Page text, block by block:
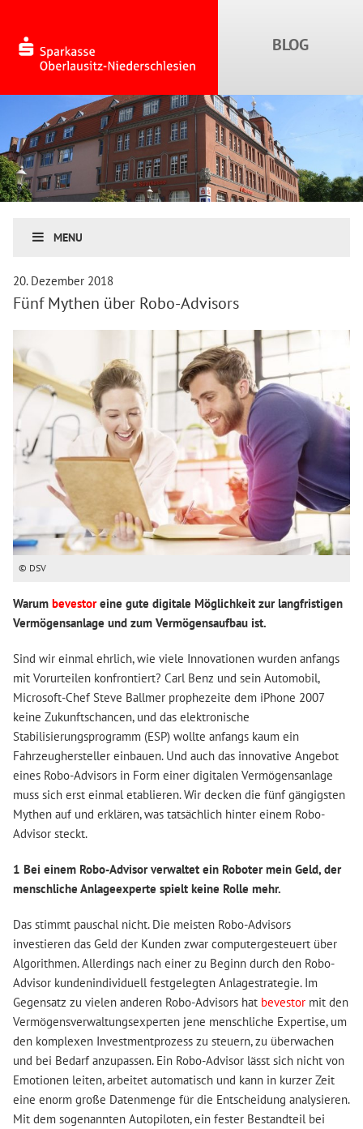
MENU
20. Dezember 2018
Fünf Mythen über Robo-Advisors
© DSV
Warum bevestoreine gute digitale Möglichkeit zur langfristigen
Vermögensanlage und zum Vermögensaufbau ist.
Sind wir einmal ehrlich, wie viele Innovationen wurden anfangs
mit Vorurteilen konfrontiert? Carl Benz und sein Automobil,
Microsoft-Chef Steve Ballmer prophezeite dem iPhone 2007
keine Zukunftschancen, und das elektronische
Stabilisierungsprogramm (ESP) wollte anfangs kaum ein
Fahrzeughersteller einbauen. Und auch das innovative Angebot
eines Robo-Advisors in Form einer digitalen Vermögensanlage
muss sich erst einmal etablieren. Wir decken die fünf gängigsten
Mythen auf und erklären, was tatsächlich hinter einem Robo-
Advisor steckt.
1 Bei einem Robo-Advisor verwaltet ein Roboter mein Geld, der
menschliche Anlageexperte spielt keine Rolle mehr.
Das stimmt pauschal nicht. Die meisten Robo-Advisors
investieren das Geld der Kunden zwar computergesteuert über
Algorithmen. Allerdings nach einer zu Beginn durch den Robo-
Advisor kundenindividuell festgelegten Anlagestrategie. Im
Gegensatz zu vielen anderen Robo-Advisors hat bevestormit den
Vermögensverwaltungsexperten jene menschliche Expertise, um
den komplexen Investmentprozess zu steuern, zu überwachen
und bei Bedarf anzupassen. Ein Robo-Advisor lässt sich nicht von
Emotionen leiten, arbeitet automatisch und kann in kurzer Zeit
eine enorm große Datenmenge für die Entscheidung analysieren.
Mit dem sogenannten Autopiloten, ein fester Bestandteil bei